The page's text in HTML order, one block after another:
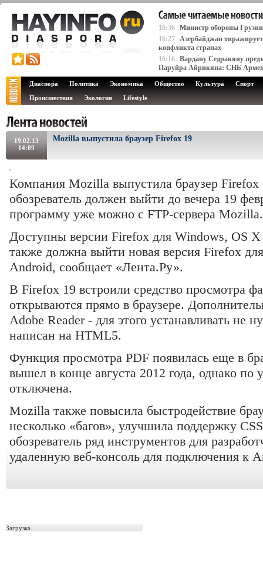
16:36 Министр обороны
16:27 Азербайджан
конфликта странах
16:16 Вардану Седракяну
Паруйра Айрикяна: СНБ
Диаспора Политика Экономика Общество Культура
Спорт
Происшествия
Экология Lifestyle
19.02.13
14:09
Mozilla выпустила браузер Firefox 19
Компания Mozilla выпустила браузер
обозреватель должен выйти до вечера 19
программу уже можно с FTP-сервера Mozilla.
Доступны версии Firefox для Windows, OS
также должна выйти новая версия Firefox
Android, сообщает «Лента.Ру».
В Firefox 19 встроили средство просмотра
открываются прямо в браузере.
Adobe Reader - для этого устанавливать не
написан на HTML5.
Функция просмотра PDF появилась еще в
вышел в конце августа 2012 года, однако
отключена.
Mozilla также повысила быстродействие
несколько «багов», улучшила поддержку
обозреватель ряд инструментов для
удаленную веб-консоль для подключения к
Загрузка...